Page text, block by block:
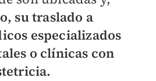
su traslado a
especializados
o clínicas con